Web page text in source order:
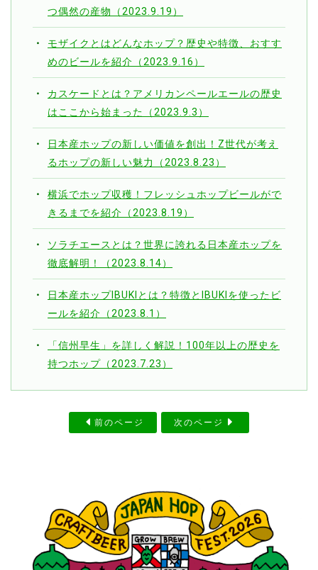
つ偶然の産物（2023.9.19）
モザイクとはどんなホップ？歴史や特徴、おすす
めのビールを紹介（2023.9.16）
カスケードとは？アメリカンペールエールの歴史
はここから始まった（2023.9.3）
日本産ホップの新しい価値を創出！Z世代が考え
るホップの新しい魅力（2023.8.23）
横浜でホップ収穫！フレッシュホップビールがで
きるまでを紹介（2023.8.19）
ソラチエースとは？世界に誇れる日本産ホップを
徹底解明！（2023.8.14）
日本産ホップIBUKIとは？特徴とIBUKIを使ったビ
ールを紹介（2023.8.1）
「信州早生」を詳しく解説！100年以上の歴史を
持つホップ（2023.7.23）
前のページ 次のページ